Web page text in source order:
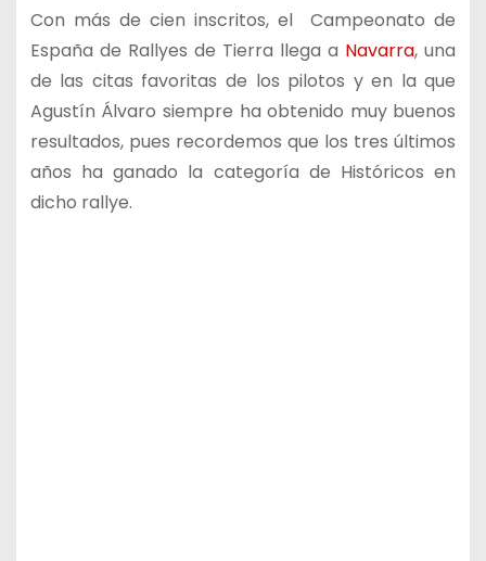
Con más de cien inscritos, el Campeonato de
España de Rallyes de Tierra llega a Navarra, una
de las citas favoritas de los pilotos y en la que
Agustín Álvaro siempre ha obtenido muy buenos
resultados, pues recordemos que los tres últimos
años ha ganado la categoría de Históricos en
dicho rallye.